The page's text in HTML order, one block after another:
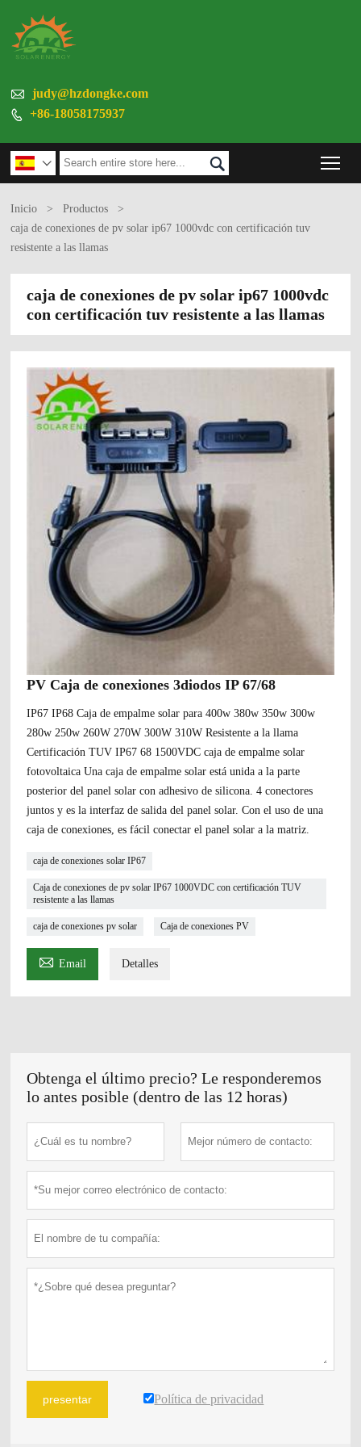
 judy@hzdongke.com
 +86-18058175937
 
Inicio > Productos
>
caja de conexiones de pv solar ip67 1000vdc con certificación tuv
resistente a las llamas
caja de conexiones de pv solar ip67 1000vdc
con certificación tuv resistente a las llamas
PV Caja de conexiones 3diodos IP 67/68
IP67 IP68 Caja de empalme solar para 400w 380w 350w 300w
280w 250w 260W 270W 300W 310W Resistente a la llama
Certificación TUV IP67 68 1500VDC caja de empalme solar
fotovoltaica Una caja de empalme solar está unida a la parte
posterior del panel solar con adhesivo de silicona. 4 conectores
juntos y es la interfaz de salida del panel solar. Con el uso de una
caja de conexiones, es fácil conectar el panel solar a la matriz.
caja de conexiones solar IP67
Caja de conexiones de pv solar IP67 1000VDC con certificación TUV
resistente a las llamas
caja de conexiones pv solar Caja de conexiones PV
 Email Detalles
Obtenga el último precio? Le responderemos
lo antes posible (dentro de las 12 horas)
presentar Política de privacidad